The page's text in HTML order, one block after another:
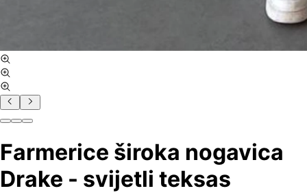
Farmerice široka nogavica
Drake - svijetli teksas